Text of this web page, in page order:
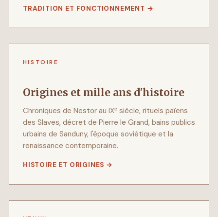
TRADITION ET FONCTIONNEMENT
HISTOIRE
Origines et mille ans d'histoire
Chroniques de Nestor au IXᵉ siècle, rituels païens
des Slaves, décret de Pierre le Grand, bains publics
urbains de Sanduny, l'époque soviétique et la
renaissance contemporaine.
HISTOIRE ET ORIGINES